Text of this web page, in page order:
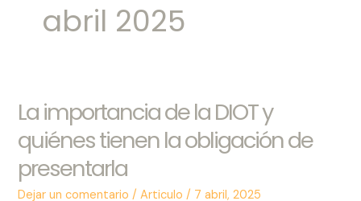
abril 2025
La importancia de la DIOT y
quiénes tienen la obligación de
presentarla
Dejar un comentario /Articulo / 7 abril, 2025
La
importancia
de
la
DIOT